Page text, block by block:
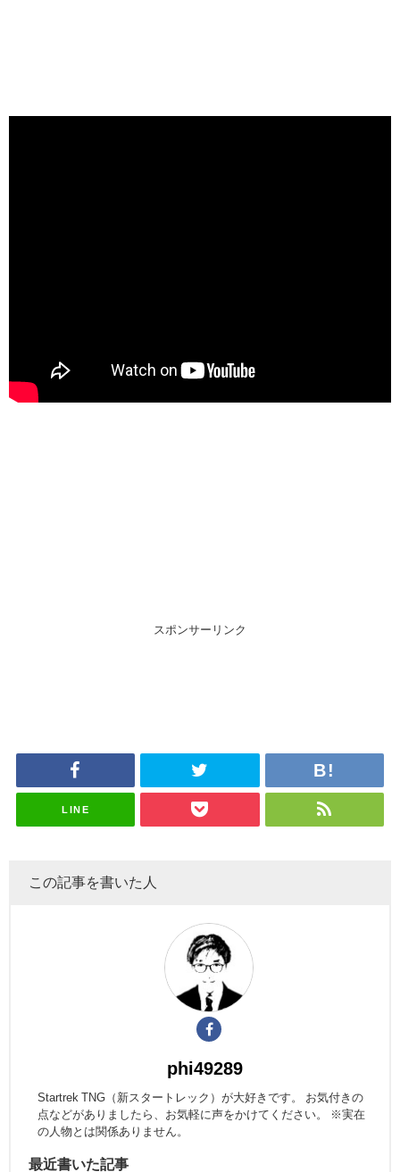
スポンサーリンク
LINE
この記事を書いた人
phi49289
Startrek TNG（新スタートレック）が大好きです。 お気付きの
点などがありましたら、お気軽に声をかけてください。 ※実在
の人物とは関係ありません。
最近書いた記事